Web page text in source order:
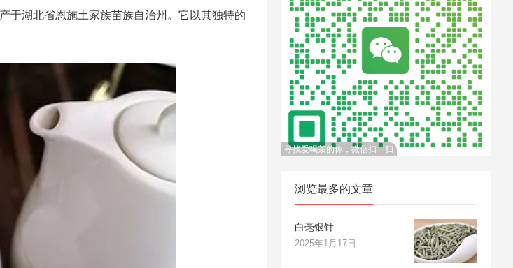
于湖北省恩施土家族苗族自治州。它以其独特的
寻找爱喝茶的你，微信扫一扫
浏览最多的文章
白毫银针
2025年1月17日